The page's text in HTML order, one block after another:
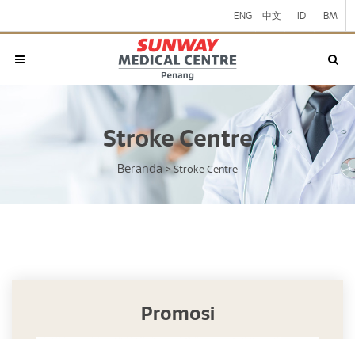
ENG 中文 ID BM
Stroke Centre
Beranda > Stroke Centre
Promosi